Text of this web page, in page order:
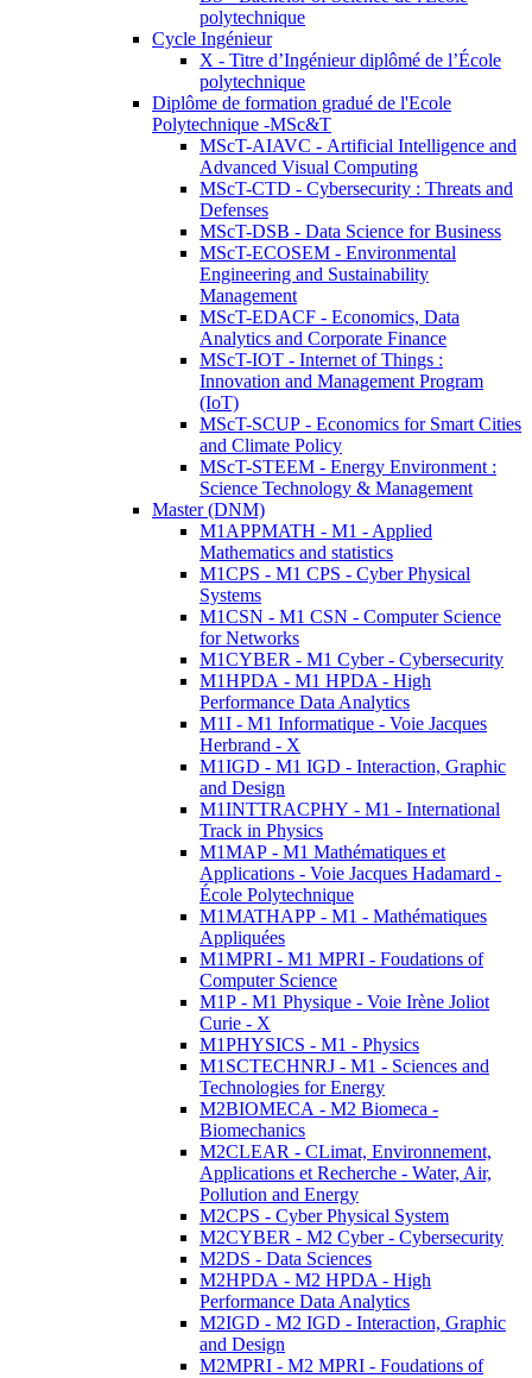
polytechnique
Cycle Ingénieur
X - Titre d’Ingénieur diplômé de l’École
polytechnique
Diplôme de formation gradué de l'Ecole
Polytechnique -MSc&T
MScT-AIAVC - Artificial Intelligence and
Advanced Visual Computing
MScT-CTD - Cybersecurity : Threats and
Defenses
MScT-DSB - Data Science for Business
MScT-ECOSEM - Environmental
Engineering and Sustainability
Management
MScT-EDACF - Economics, Data
Analytics and Corporate Finance
MScT-IOT - Internet of Things :
Innovation and Management Program
(IoT)
MScT-SCUP - Economics for Smart Cities
and Climate Policy
MScT-STEEM - Energy Environment :
Science Technology & Management
Master (DNM)
M1APPMATH - M1 - Applied
Mathematics and statistics
M1CPS - M1 CPS - Cyber Physical
Systems
M1CSN - M1 CSN - Computer Science
for Networks
M1CYBER - M1 Cyber - Cybersecurity
M1HPDA - M1 HPDA - High
Performance Data Analytics
M1I - M1 Informatique - Voie Jacques
Herbrand - X
M1IGD - M1 IGD - Interaction, Graphic
and Design
M1INTTRACPHY - M1 - International
Track in Physics
M1MAP - M1 Mathématiques et
Applications - Voie Jacques Hadamard -
École Polytechnique
M1MATHAPP - M1 - Mathématiques
Appliquées
M1MPRI - M1 MPRI - Foudations of
Computer Science
M1P - M1 Physique - Voie Irène Joliot
Curie - X
M1PHYSICS - M1 - Physics
M1SCTECHNRJ - M1 - Sciences and
Technologies for Energy
M2BIOMECA - M2 Biomeca -
Biomechanics
M2CLEAR - CLimat, Environnement,
Applications et Recherche - Water, Air,
Pollution and Energy
M2CPS - Cyber Physical System
M2CYBER - M2 Cyber - Cybersecurity
M2DS - Data Sciences
M2HPDA - M2 HPDA - High
Performance Data Analytics
M2IGD - M2 IGD - Interaction, Graphic
and Design
M2MPRI - M2 MPRI - Foudations of